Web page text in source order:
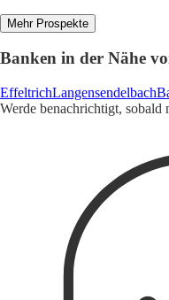
Mehr Prospekte
Banken in der Nähe
EffeltrichLangensendelbach
Werde benachrichtigt, sobald